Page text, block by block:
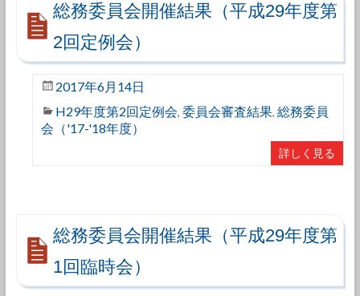
総務委員会開催結果（平成29年度第
2回定例会）
2017年6月14日
H29年度第2回定例会, 委員会審査結果, 総務委員
会（'17-'18年度）
詳しく見る
総務委員会開催結果（平成29年度第
1回臨時会）